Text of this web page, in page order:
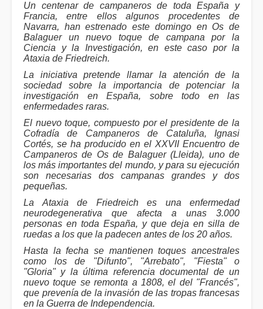
Un centenar de campaneros de toda España y
Francia, entre ellos algunos procedentes de
Navarra, han estrenado este domingo en Os de
Balaguer un nuevo toque de campana por la
Ciencia y la Investigación, en este caso por la
Ataxia de Friedreich.
La iniciativa pretende llamar la atención de la
sociedad sobre la importancia de potenciar la
investigación en España, sobre todo en las
enfermedades raras.
El nuevo toque, compuesto por el presidente de la
Cofradía de Campaneros de Cataluña, Ignasi
Cortés, se ha producido en el XXVII Encuentro de
Campaneros de Os de Balaguer (Lleida), uno de
los más importantes del mundo, y para su ejecución
son necesarias dos campanas grandes y dos
pequeñas.
La Ataxia de Friedreich es una enfermedad
neurodegenerativa que afecta a unas 3.000
personas en toda España, y que deja en silla de
ruedas a los que la padecen antes de los 20 años.
Hasta la fecha se mantienen toques ancestrales
como los de "Difunto", "Arrebato", "Fiesta" o
"Gloria" y la última referencia documental de un
nuevo toque se remonta a 1808, el del "Francés",
que prevenía de la invasión de las tropas francesas
en la Guerra de Independencia.